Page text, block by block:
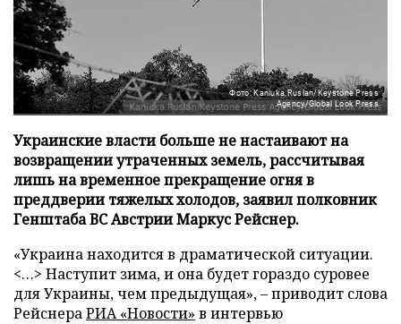
Фото: Kaniuka Ruslan/Keystone Press
Agency/Global Look Press
Украинские власти больше не настаивают на
возвращении утраченных земель, рассчитывая
лишь на временное прекращение огня в
преддверии тяжелых холодов, заявил полковник
Генштаба ВС Австрии Маркус Рейснер.
«Украина находится в драматической ситуации.
<…> Наступит зима, и она будет гораздо суровее
для Украины, чем предыдущая», – приводит слова
РейснераРИА «Новости» в интервью